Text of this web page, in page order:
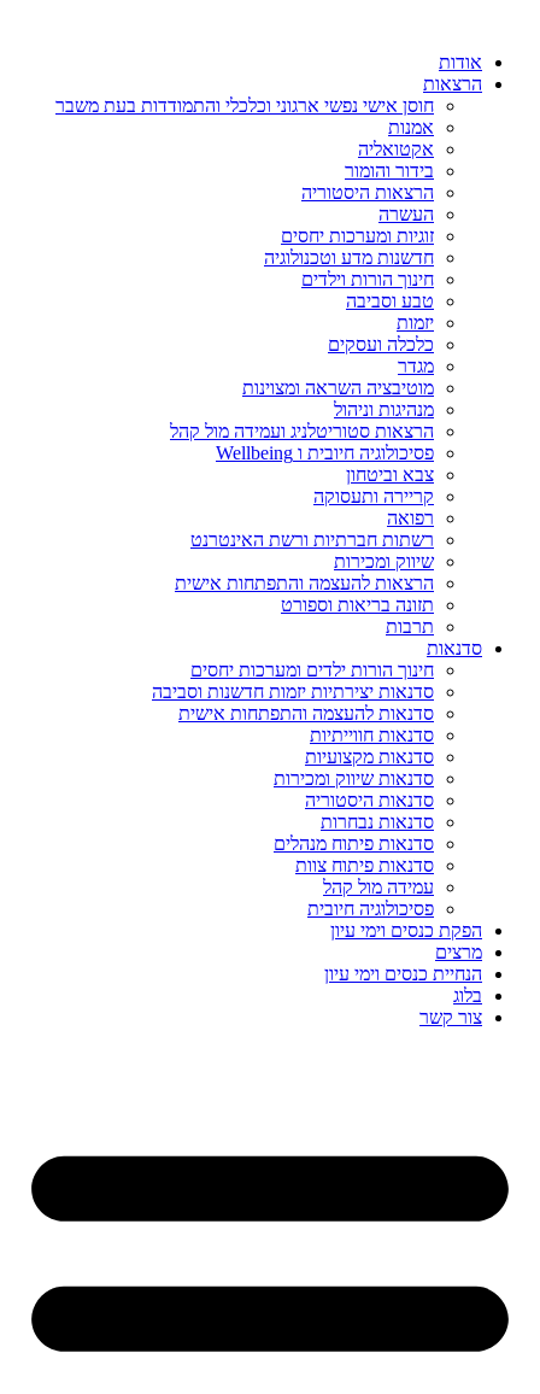
אודות
הרצאות
חוסן אישי נפשי ארגוני וכלכלי והתמודדות בעת משבר
אמנות
אקטואליה
בידור והומור
הרצאות היסטוריה
העשרה
זוגיות ומערכות יחסים
חדשנות מדע וטכנולוגיה
חינוך הורות וילדים
טבע וסביבה
יזמות
כלכלה ועסקים
מגדר
מוטיבציה השראה ומצוינות
מנהיגות וניהול
הרצאות סטוריטלניג ועמידה מול קהל
פסיכולוגיה חיובית ו Wellbeing
צבא וביטחון
קריירה ותעסוקה
רפואה
רשתות חברתיות ורשת האינטרנט
שיווק ומכירות
הרצאות להעצמה והתפתחות אישית
תזונה בריאות וספורט
תרבות
סדנאות
חינוך הורות ילדים ומערכות יחסים
סדנאות יצירתיות יזמות חדשנות וסביבה
סדנאות להעצמה והתפתחות אישית
סדנאות חווייתיות
סדנאות מקצועיות
סדנאות שיווק ומכירות
סדנאות היסטוריה
סדנאות נבחרות
סדנאות פיתוח מנהלים
סדנאות פיתוח צוות
עמידה מול קהל
פסיכולוגיה חיובית
הפקת כנסים וימי עיון
מרצים
הנחיית כנסים וימי עיון
בלוג
צור קשר